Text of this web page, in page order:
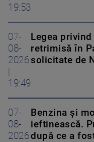
19:53
07-
08-
2026
19:49
Legea
retrimisă în
solicitate de
07-
08-
2026
Benzina și
ieftinească.
după ce a